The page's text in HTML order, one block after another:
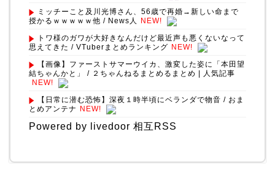
ミッチーこと及川光博さん、56歳で再婚→新しい命まで
授かるｗｗｗｗｗ他 / News人
NEW!
トワ様のガワが大好きなんだけど最近声も悪くないなって
思えてきた / VTuberまとめランキング NEW!
【画像】ファーストサマーウイカ、激変した姿に「本田望
結ちゃんかと」 / ２ちゃんねるまとめるまとめ | 人気記事
NEW!
【日常に潜む恐怖】深夜１時半頃にベランダで物音 / おま
とめアンテナ
NEW!
Powered by livedoor 相互RSS